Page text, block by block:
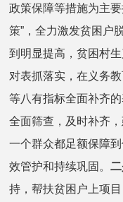
政策保障等措施为主要
策”，全力激发贫困户
到明显提高，贫困村
对表抓落实，在义务
等八有指标全面补齐
全面筛查，及时补齐
一个群众都足额保障
效管护和持续巩固。
持，帮扶贫困户上项